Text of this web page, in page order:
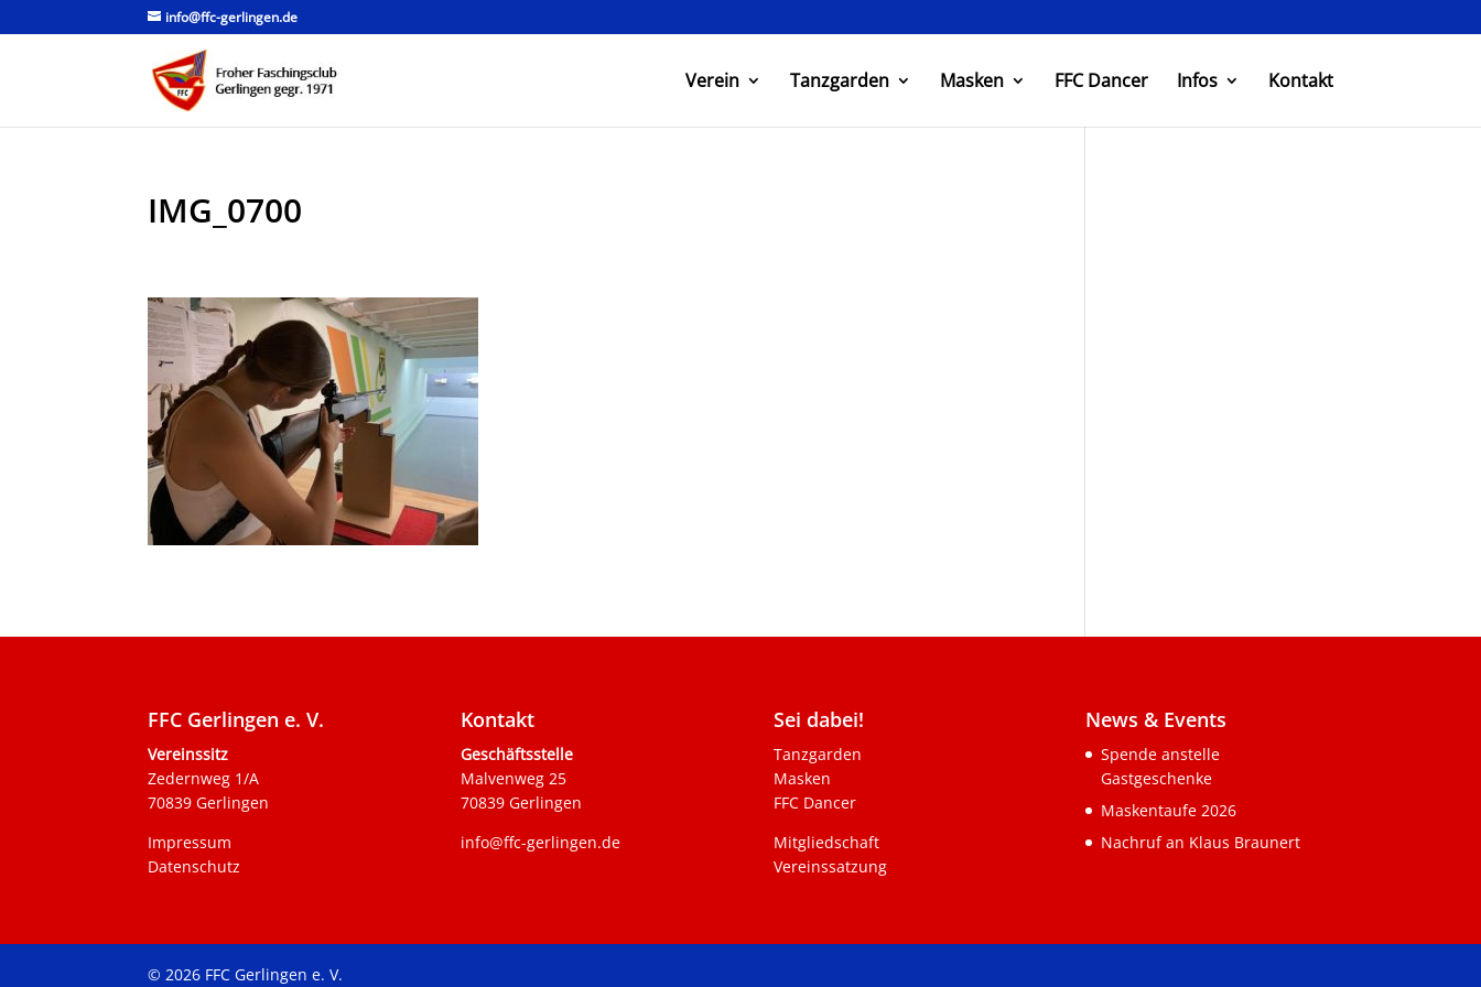
info@ffc-gerlingen.de
Verein Tanzgarden Masken FFC Dancer Infos Kontakt
IMG_0700
FFC Gerlingen e. V.
Vereinssitz
Zedernweg 1/A
70839 Gerlingen
Impressum
Datenschutz
Kontakt
Geschäftsstelle
Malvenweg 25
70839 Gerlingen
info@ffc-gerlingen.de
Sei dabei!
Tanzgarden
Masken
FFC Dancer
Mitgliedschaft
Vereinssatzung
News & Events
Spende anstelle
Gastgeschenke
Maskentaufe 2026
Nachruf an Klaus Braunert
© 2026 FFC Gerlingen e. V.